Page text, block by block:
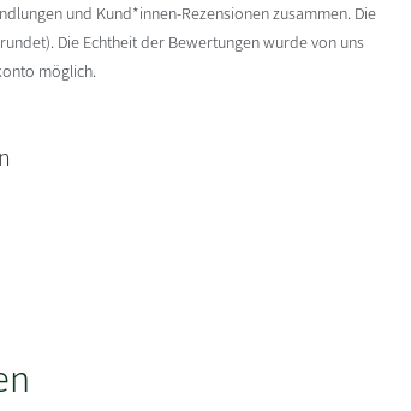
und Kund*innen-Rezensionen zusammen. Die
Die Echtheit der Bewertungen wurde von uns
möglich.